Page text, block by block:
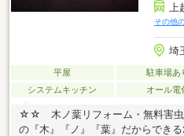
その他
埼
平屋 駐車場あ
システムキッチン
オール電
☆☆ 木ノ葉リフォーム・無料害
の『木』『ノ』『葉』だからできる